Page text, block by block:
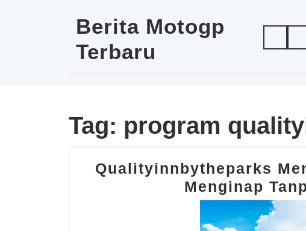
Berita Motogp
Terbaru
Tag: program
Qualityinnbytheparks
Menginap